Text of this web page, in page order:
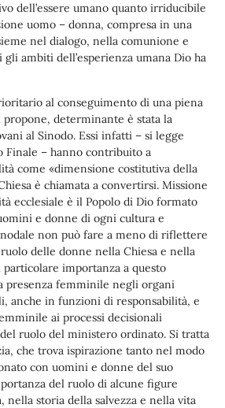
dell’essere umano quanto irriducibile
uomo – donna, compresa in una
nel dialogo, nella comunione e
ambiti dell’esperienza umana Dio ha
al conseguimento di una piena
determinante è stata la
al Sinodo. Essi infatti – si legge
Finale – hanno contribuito a
come «dimensione costitutiva della
è chiamata a convertirsi. Missione
ecclesiale è il Popolo di Dio formato
e donne di ogni cultura e
non può fare a meno di riflettere
delle donne nella Chiesa e nella
particolare importanza a questo
presenza femminile negli organi
anche in funzioni di responsabilità, e
ai processi decisionali
ruolo del ministero ordinato. Si tratta
che trova ispirazione tanto nel modo
con uomini e donne del suo
del ruolo di alcune figure
storia della salvezza e nella vita